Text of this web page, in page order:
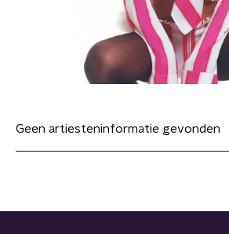
Geen artiesteninformatie gevonden